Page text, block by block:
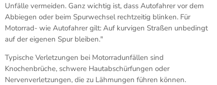
Unfälle vermeiden. Ganz wichtig ist, dass Autofahrer vor dem
Abbiegen oder beim Spurwechsel rechtzeitig blinken. Für
Motorrad- wie Autofahrer gilt: Auf kurvigen Straßen unbedingt
auf der eigenen Spur bleiben."
Typische Verletzungen bei Motorradunfällen sind
Knochenbrüche, schwere Hautabschürfungen oder
Nervenverletzungen, die zu Lähmungen führen können.